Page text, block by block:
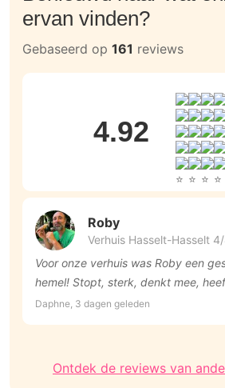
ervan vinden?
Gebaseerd op 161 reviews
4.92
Roby
Verhuis Hasselt-Hasselt
Voor onze verhuis was Roby een
hemel! Stopt, sterk, denkt mee,
benodigdheden maar ook humor en
Daphne, 3 dagen geleden
Ontdek de reviews van